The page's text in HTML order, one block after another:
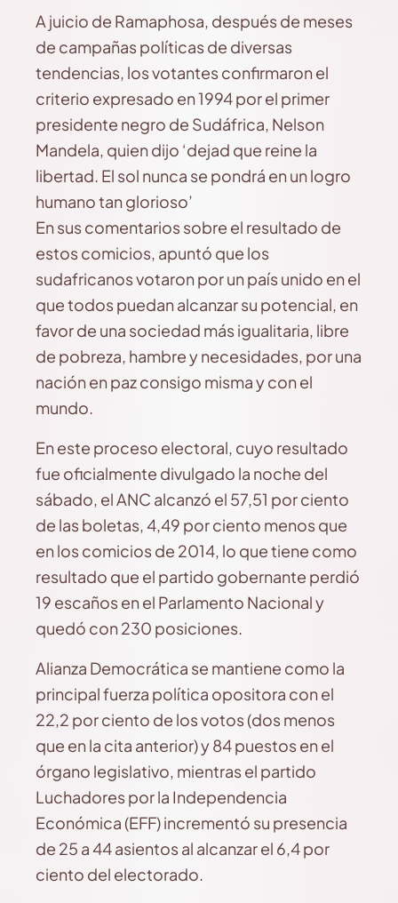
A juicio de Ramaphosa, después de meses
de campañas políticas de diversas
tendencias, los votantes confirmaron el
criterio expresado en 1994 por el primer
presidente negro de Sudáfrica, Nelson
Mandela, quien dijo ‘dejad que reine la
libertad. El sol nunca se pondrá en un logro
humano tan glorioso’
En sus comentarios sobre el resultado de
estos comicios, apuntó que los
sudafricanos votaron por un país unido en el
que todos puedan alcanzar su potencial, en
favor de una sociedad más igualitaria, libre
de pobreza, hambre y necesidades, por una
nación en paz consigo misma y con el
mundo.
En este proceso electoral, cuyo resultado
fue oficialmente divulgado la noche del
sábado, el ANC alcanzó el 57,51 por ciento
de las boletas, 4,49 por ciento menos que
en los comicios de 2014, lo que tiene como
resultado que el partido gobernante perdió
19 escaños en el Parlamento Nacional y
quedó con 230 posiciones.
Alianza Democrática se mantiene como la
principal fuerza política opositora con el
22,2 por ciento de los votos (dos menos
que en la cita anterior) y 84 puestos en el
órgano legislativo, mientras el partido
Luchadores por la Independencia
Económica (EFF) incrementó su presencia
de 25 a 44 asientos al alcanzar el 6,4 por
ciento del electorado.